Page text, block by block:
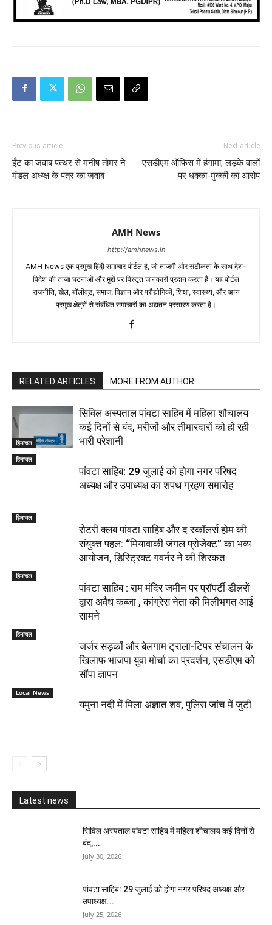
Previous article
ईंट का जवाब पत्थर से मनीष तोमर ने
मंडल अध्य्क्ष के पत्र का जवाब
Next article
एसडीएम ऑफिस में हंगामा, लड़के वालों
पर धक्का-मुक्की का आरोप
AMH News
http://amhnews.in
AMH News एक प्रमुख हिंदी समाचार पोर्टल है, जो ताजगी और सटीकता के साथ देश-
विदेश की ताज़ा घटनाओं और मुद्दों पर विस्तृत जानकारी प्रदान करता है। यह पोर्टल
राजनीति, खेल, बॉलीवुड, समाज, विज्ञान और प्रौद्योगिकी, शिक्षा, स्वास्थ्य, और अन्य
प्रमुख क्षेत्रों से संबंधित समाचारों का अद्यतन प्रसारण करता है।
RELATED ARTICLES MORE FROM AUTHOR
हिमाचल
सिविल अस्पताल पांवटा साहिब में महिला शौचालय
कई दिनों से बंद, मरीजों और तीमारदारों को हो रही
भारी परेशानी
हिमाचल
पांवटा साहिब: 29 जुलाई को होगा नगर परिषद
अध्यक्ष और उपाध्यक्ष का शपथ ग्रहण समारोह
हिमाचल
​रोटरी क्लब पांवटा साहिब और द स्कॉलर्स होम की
संयुक्त पहल: “मियावाकी जंगल प्रोजेक्ट” का भव्य
आयोजन, डिस्ट्रिक्ट गवर्नर ने की शिरकत
हिमाचल
पांवटा साहिब : राम मंदिर जमीन पर प्रॉपर्टी डीलरों
द्वारा अवैध कब्जा , कांग्रेस नेता की मिलीभगत आई
सामने
हिमाचल
जर्जर सड़कों और बेलगाम ट्राला-टिपर संचालन के
खिलाफ भाजपा युवा मोर्चा का प्रदर्शन, एसडीएम को
सौंपा ज्ञापन
Local News
यमुना नदी में मिला अज्ञात शव, पुलिस जांच में जुटी
Latest news
सिविल अस्पताल पांवटा साहिब में महिला शौचालय कई दिनों से
बंद,...
July 30, 2026
पांवटा साहिब: 29 जुलाई को होगा नगर परिषद अध्यक्ष और
उपाध्यक्ष...
July 25, 2026